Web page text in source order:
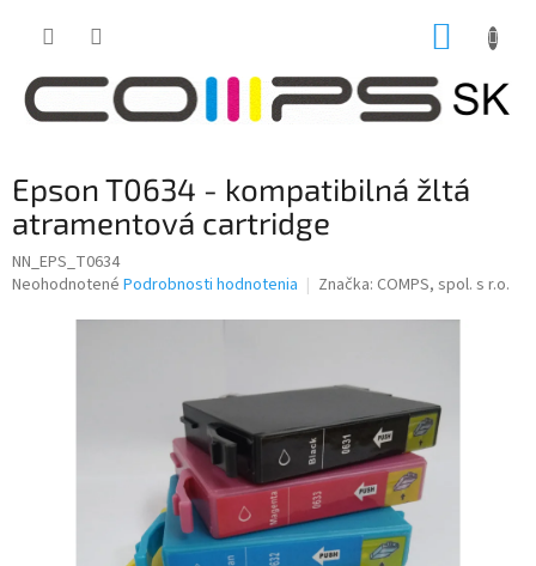
Epson T0634 - kompatibilná žltá
atramentová cartridge
NN_EPS_T0634
Priemerné
Neohodnotené Podrobnosti hodnotenia Značka: COMPS, spol. s r.o.